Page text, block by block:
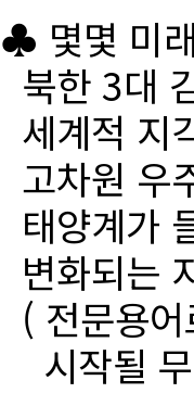
♣ 몇몇 미
북한 3대
세계적 지
고차원 우
태양계가
변화되는
( 전문용
시작될